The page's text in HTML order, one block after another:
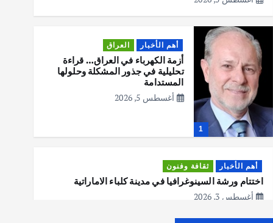
1
أهم الأخبار العراق
أزمة الكهرباء في العراق… قراءة
تحليلية في جذور المشكلة وحلولها
المستدامة
أغسطس 5, 2026
أهم الأخبار ثقافة وفنون
اختتام ورشة السينوغرافيا في مدينة كلباء الاماراتية
أغسطس 3, 2026